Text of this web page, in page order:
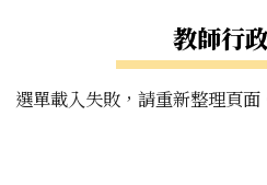
教師行
選單載入失敗，請重新整理頁面